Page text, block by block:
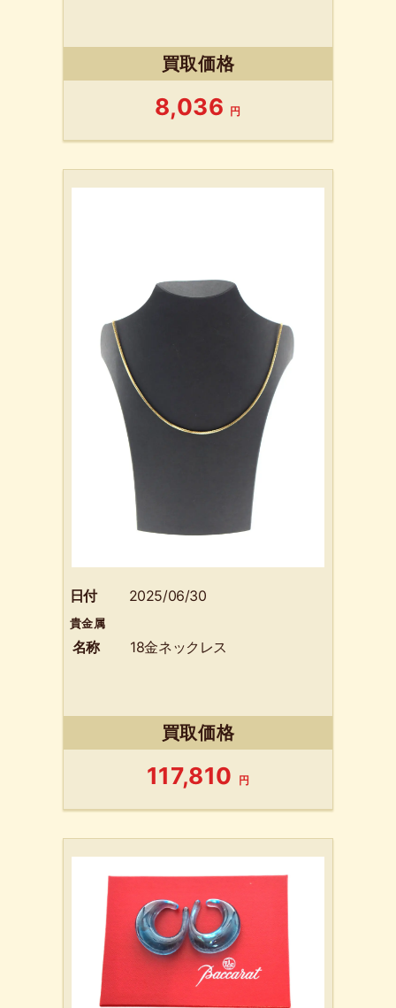
買取価格
8,036 円
日付 2025/06/30
貴金属
名称 18金ネックレス
買取価格
117,810 円